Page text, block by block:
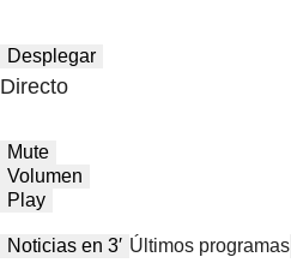
Desplegar
Directo
Mute
Volumen
Play
Noticias en 3′ Últimos programas